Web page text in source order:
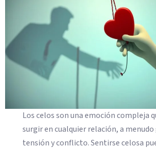
Los celos son una emoción compleja
surgir en cualquier relación, a
tensión y conflicto. Sentirse celosa